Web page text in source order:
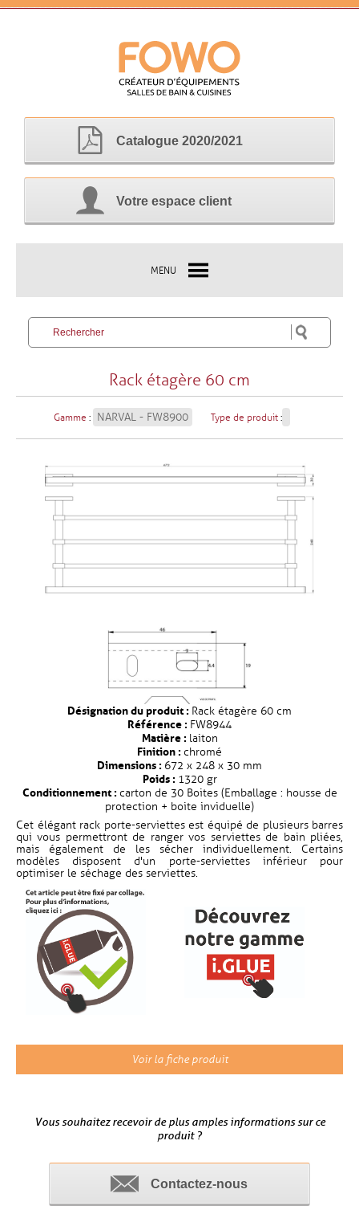
Catalogue 2020/2021
Votre espace client
MENU
Rack étagère 60 cm
Gamme : NARVAL - FW8900 Type de produit:
Désignation du produit : Rack étagère 60 cm
Référence : FW8944
Matière : laiton
Finition : chromé
Dimensions : 672 x 248 x 30 mm
Poids : 1320 gr
Conditionnement : carton de 30 Boites (Emballage : housse de
protection + boite inviduelle)
Cet élégant rack porte-serviettes est équipé de plusieurs barres
qui vous permettront de ranger vos serviettes de bain pliées,
mais également de les sécher individuellement. Certains
modèles disposent d'un porte-serviettes inférieur pour
optimiser le séchage des serviettes.
Voir la fiche produit
Vous souhaitez recevoir de plus amples informations sur ce
produit ?
Contactez-nous